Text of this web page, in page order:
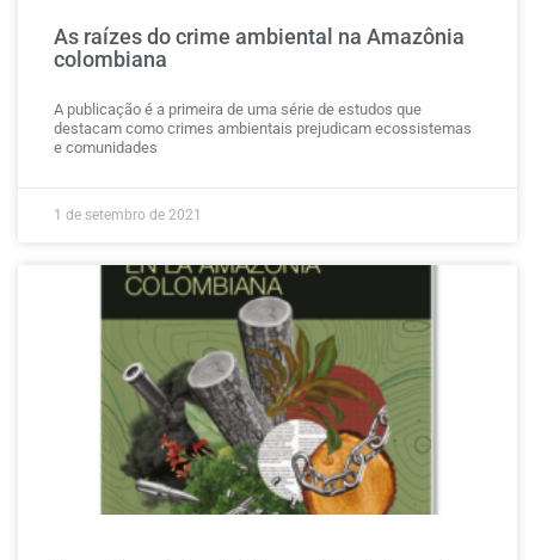
As raízes do crime ambiental na Amazônia
colombiana
A publicação é a primeira de uma série de estudos que
destacam como crimes ambientais prejudicam ecossistemas
e comunidades
1 de setembro de 2021